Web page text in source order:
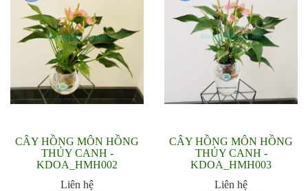
CÂY HỒNG MÔN HỒNG
THỦY CANH -
KDOA_HMH002
Liên hệ
CÂY HỒNG MÔN HỒNG
THỦY CANH -
KDOA_HMH003
Liên hệ